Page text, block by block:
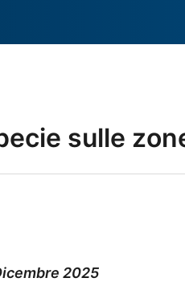
sulle
2025